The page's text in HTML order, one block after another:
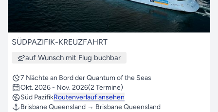
SÜDPAZIFIK-KREUZFAHRT
auf Wunsch mit Flug buchbar
7 Nächte an Bord der Quantum of the Seas
Okt. 2026 - Nov. 2026(2 Termine)
Süd PazifikRoutenverlauf ansehen
Brisbane Queensland → Brisbane Queensland